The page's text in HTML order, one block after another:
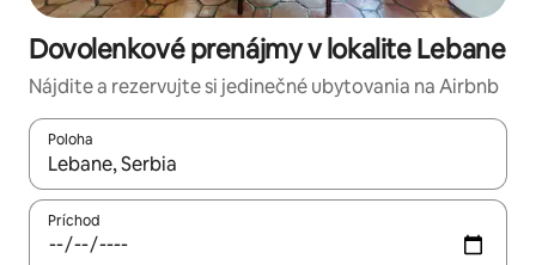
Dovolenkové prenájmy v lokalite Lebane
Nájdite a rezervujte si jedinečné ubytovania na Airbnb
Poloha
Keď budú výsledky k dispozícii, môžete si ich prechádzať
Príchod